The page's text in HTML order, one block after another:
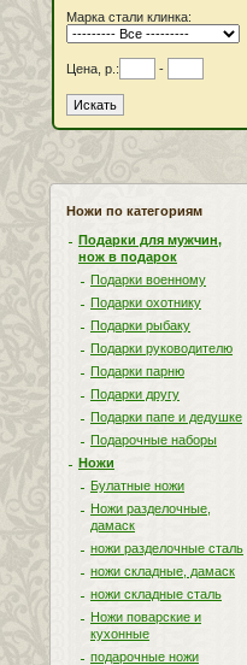
Марка стали клинка:
Цена, р.: -
Ножи по категориям
Подарки для мужчин,
нож в подарок
Подарки военному
Подарки охотнику
Подарки рыбаку
Подарки руководителю
Подарки парню
Подарки другу
Подарки папе и дедушке
Подарочные наборы
Ножи
Булатные ножи
Ножи разделочные,
дамаск
ножи разделочные сталь
ножи складные, дамаск
ножи складные сталь
Ножи поварские и
кухонные
подарочные ножи